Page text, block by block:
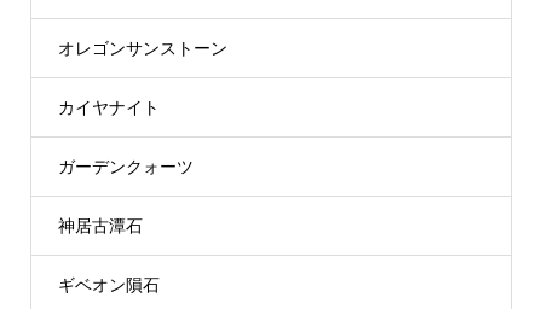
オレゴンサンストーン
カイヤナイト
ガーデンクォーツ
神居古潭石
ギベオン隕石